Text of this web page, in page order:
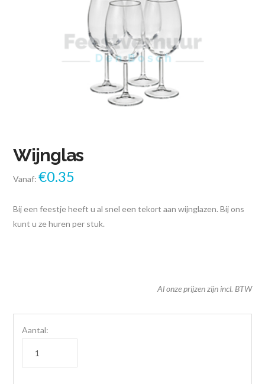
Wijnglas
Vanaf:€0.35
Bij een feestje heeft u al snel een tekort aan wijnglazen. Bij ons
kunt u ze huren per stuk.
Al onze prijzen zijn incl. BTW
Aantal: